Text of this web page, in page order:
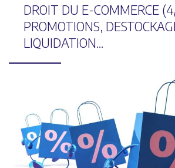
DROIT DU E-COMMERCE
PROMOTIONS,
LIQUIDATION…